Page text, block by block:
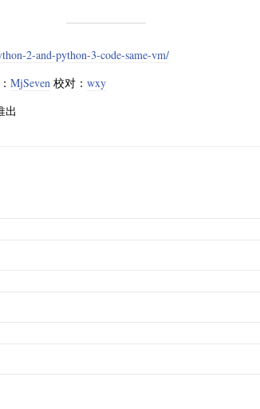
2-and-python-3-code-same-vm/
MjSeven 校对： wxy
出